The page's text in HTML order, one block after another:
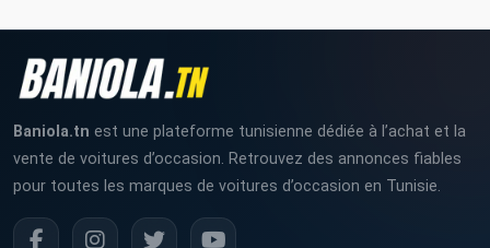
Baniola.tn est une plateforme tunisienne dédiée à l’achat et la
vente de voitures d’occasion. Retrouvez des annonces fiables
pour toutes les marques de voitures d’occasion en Tunisie.